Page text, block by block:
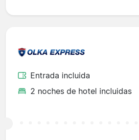
Entrada incluida
2 noches de hotel incluidas